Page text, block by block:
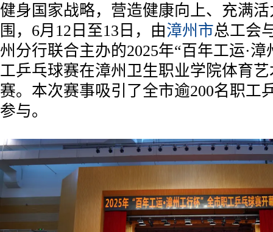
健身国家战略，营造健康向上、充满
围，6月12日至13日，由漳州市总工会
州分行联合主办的2025年“百年工运·
工乒乓球赛在漳州卫生职业学院体育
赛。本次赛事吸引了全市逾200名职工
参与。